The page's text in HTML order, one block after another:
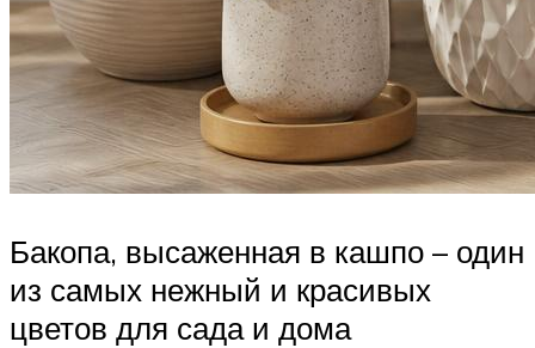
Бакопа, высаженная в кашпо – один
из самых нежный и красивых
цветов для сада и дома